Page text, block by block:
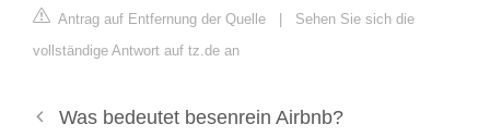
Antrag auf Entfernung der Quelle | Sehen Sie sich die
vollständige Antwort auf tz.de an
Was bedeutet besenrein Airbnb?